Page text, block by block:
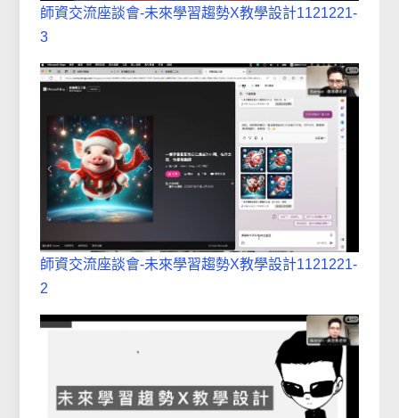
師資交流座談會-未來學習趨勢X教學設計1121221-
3
師資交流座談會-未來學習趨勢X教學設計1121221-
2